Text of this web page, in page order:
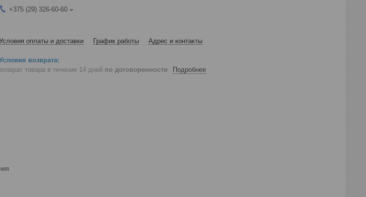
+375 (29) 326-60-60
оплаты и доставки График работы Адрес и контакты
возврат товара в течение 14 дней по договоренности Подробнее